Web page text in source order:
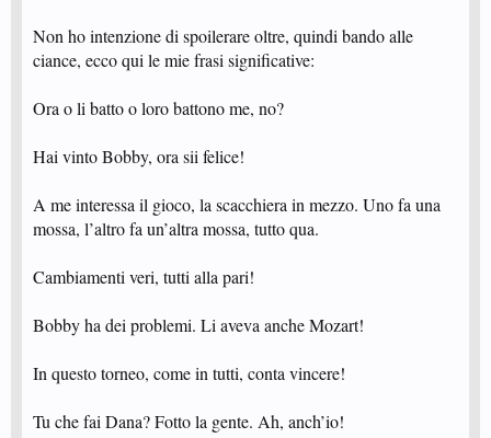
Non ho intenzione di spoilerare oltre, quindi bando alle
ciance, ecco qui le mie frasi significative:
Ora o li batto o loro battono me, no?
Hai vinto Bobby, ora sii felice!
A me interessa il gioco, la scacchiera in mezzo. Uno fa una
mossa, l’altro fa un’altra mossa, tutto qua.
Cambiamenti veri, tutti alla pari!
Bobby ha dei problemi. Li aveva anche Mozart!
In questo torneo, come in tutti, conta vincere!
Tu che fai Dana? Fotto la gente. Ah, anch’io!